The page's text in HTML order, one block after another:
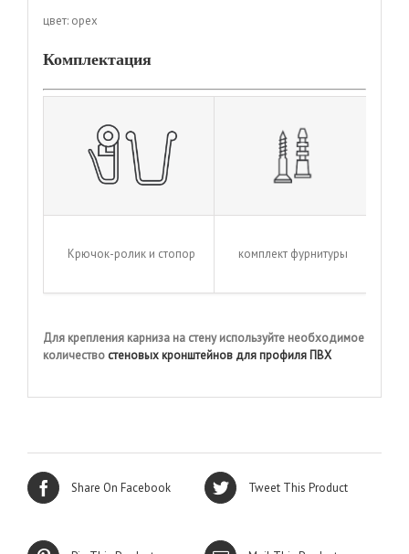
цвет: орех
Комплектация
Крючок-ролик и стопор комплект фурнитуры
Для крепления карниза на стену используйте необходимое
количество стеновых кронштейнов для профиля ПВХ
Share On Facebook Tweet This Product